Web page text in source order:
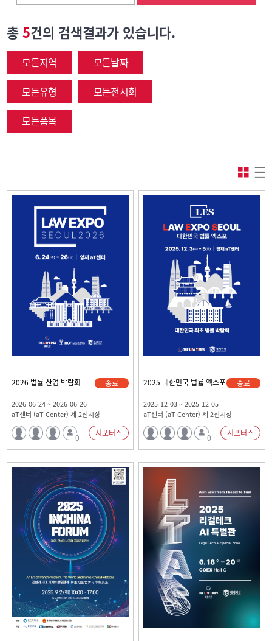
총5건의 검색결과가 있습니다.
모든지역
모든날짜
모든유형
모든전시회
모든품목
2026 법률 산업 박람회 종료
2026-06-24 ~ 2026-06-26
aT센터 (aT Center) 제 2전시장
0 서포터즈
2025 대한민국 법률 엑스포 종료
2025-12-03 ~ 2025-12-05
aT센터 (aT Center) 제 2전시장
0 서포터즈